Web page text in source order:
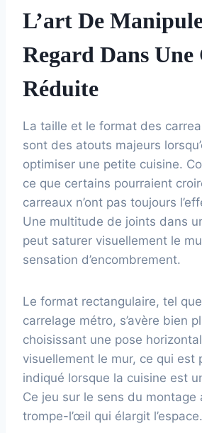
L’art De
Regard Dans Une
Réduite
La taille et le format des
sont des atouts majeurs
optimiser une petite cuisine.
ce que certains pourraient
carreaux n’ont pas toujours
Une multitude de joints dans
peut saturer visuellement le
sensation d’encombrement.
Le format rectangulaire, tel
carrelage métro, s’avère bien
choisissant une pose
visuellement le mur, ce qui est
indiqué lorsque la cuisine est
Ce jeu sur le sens du montage
trompe-l’œil qui élargit l’espace.